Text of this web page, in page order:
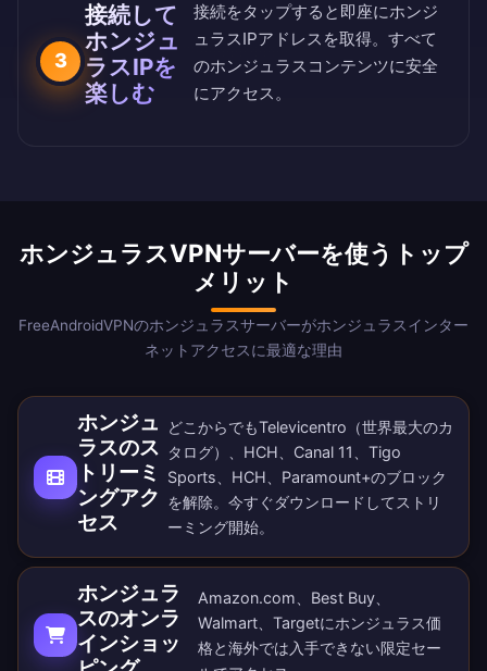
3
接続して
ホンジュ
ラスIPを
楽しむ
接続をタップすると即座にホンジ
ュラスIPアドレスを取得。すべて
のホンジュラスコンテンツに安全
にアクセス。
ホンジュラスVPNサーバーを使うトップ
メリット
FreeAndroidVPNのホンジュラスサーバーがホンジュラスインター
ネットアクセスに最適な理由
ホンジュ
ラスのス
トリーミ
ングアク
セス
どこからでもTelevicentro（世界最大のカ
タログ）、HCH、Canal 11、Tigo
Sports、HCH、Paramount+のブロック
を解除。 今すぐダウンロード してストリ
ーミング開始。
ホンジュラ
スのオンラ
インショッ
Amazon.com、Best Buy、
Walmart、Targetにホンジュラス価
格と海外では入手できない限定セー